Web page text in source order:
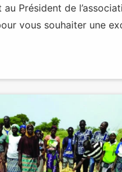
au Président de
vous souhaiter une